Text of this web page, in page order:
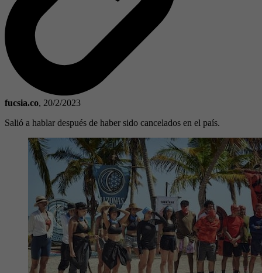
fucsia.co, 20/2/2023
Salió a hablar después de haber sido cancelados en el país.